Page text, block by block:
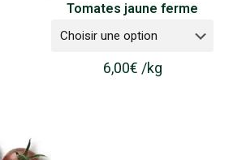
Tomates jaune ferme
6,00€ /kg